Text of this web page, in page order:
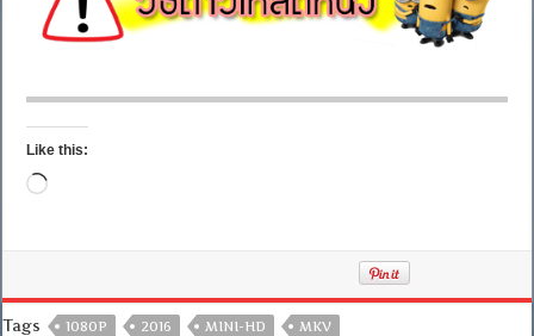
Like this:
Loading…
Tags 1080P 2016 MINI-HD MKV